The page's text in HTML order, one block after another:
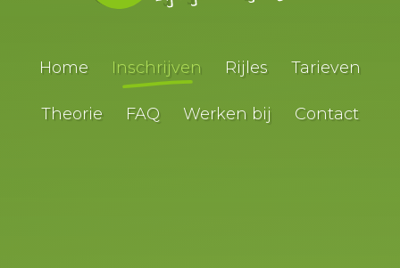
Home Inschrijven Rijles Tarieven
Theorie FAQ Werken bij Contact